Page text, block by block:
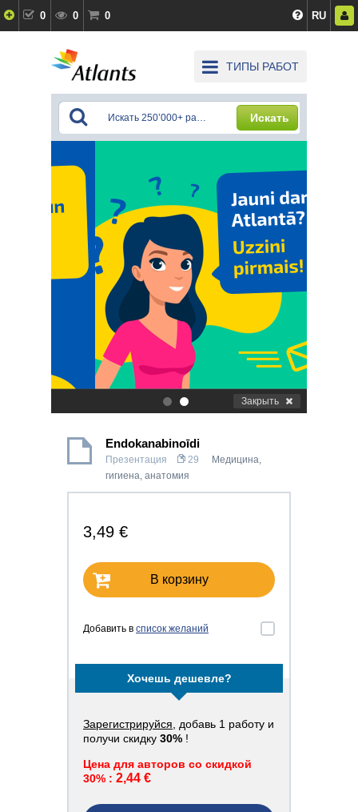
0 0 0 RU
ТИПЫ РАБОТ
Искать
. Закрыть
Endokanabinoīdi
Презентация 29
Медицина,
гигиена, анатомия
3,49 €
В корзину
Добавить в список желаний
Хочешь дешевле?
Зарегистрируйся , добавь 1 работу и
получи скидку 30% !
Цена для авторов со скидкой
30% : 2,44 €